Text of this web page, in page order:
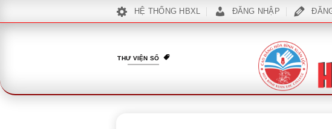
qua
HỆ THỐNG HBXL ĐĂNG NHẬP
THƯ VIỆN SỐ